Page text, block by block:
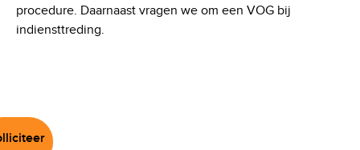
procedure. Daarnaast vragen we om een VOG bij
indiensttreding.